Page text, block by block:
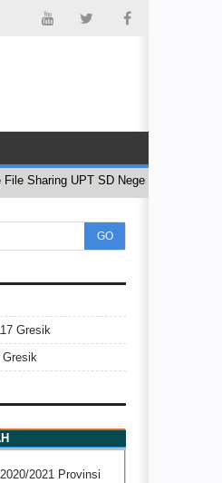
Sharing UPT SD Negeri 117 Gresik,
GO
Gresik
2021 Provinsi